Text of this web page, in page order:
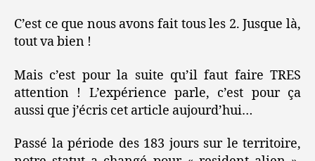
C’est ce que nous avons fait tous les 2. Jusque là,
tout va bien !
Mais c’est pour la suite qu’il faut faire TRES
attention ! L’expérience parle, c’est pour ça
aussi que j’écris cet article aujourd’hui…
Passé la période des 183 jours sur le territoire,